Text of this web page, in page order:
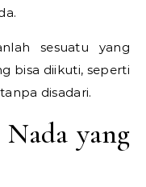
sesuatu yang
bisa diikuti, seperti
disadari.
yang